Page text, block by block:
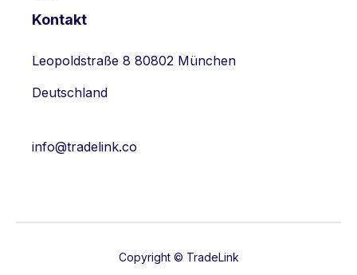
Kontakt
Leopoldstraße 8 80802 München
Deutschland
info@tradelink.co
Copyright © TradeLink